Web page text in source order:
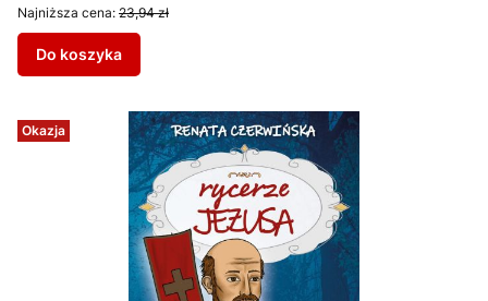
Najniższa cena: 23,94 zł
Do koszyka
Okazja